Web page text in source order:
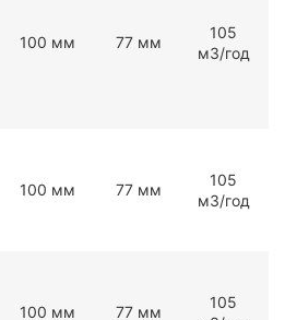
100 мм 77 мм
105
мЗ/год
100 мм 77 мм
105
мЗ/год
100 мм 77 мм
105